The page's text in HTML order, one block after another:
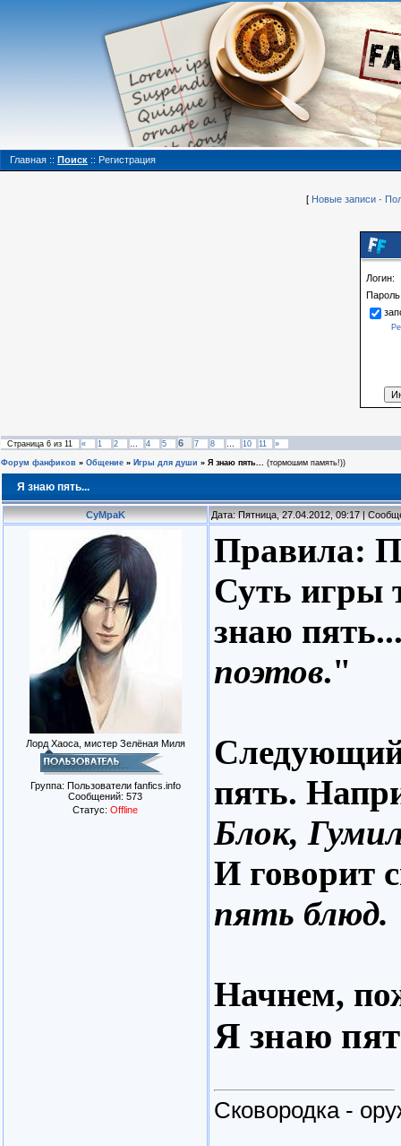
Главная :: Поиск :: Регистрация
[ Новые записи ·
Логин:
Страница 6 из 11 « 1 2 … 4 5 6 7 8 … 10 11 »
Форум фанфиков » Общение » Игры для души » Я знаю пять... (тормошим память!))
Я знаю пять...
CyMpaK Дата: Пятница, 27.04.2012, 09:17 |
Лорд Хаоса, мистер Зелёная Миля
Группа: Пользователи fanfics.info
Сообщений: 573
Статус: Offline
Правила:
Суть игры
знаю
поэтов."
Следующий
пять.
Блок,
И говорит
пять блюд.
Начнем,
Я знаю
Сковородка -